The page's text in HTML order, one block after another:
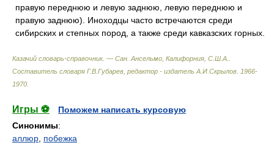
правую переднюю и левую заднюю, левую переднюю и
правую заднюю). Иноходцы часто встречаются среди
сибирских и степных пород, а также среди кавказских горных.
Казачий словарь-справочник. — Сан. Ансельмо, Калифорния, С.Ш.А.
Составитель словаря Г.В.Губарев, редактор - издатель А.И.Скрылов 1966-
1970
Игры ⚽
Поможем написать курсовую
Синонимы:
аллюр побежка